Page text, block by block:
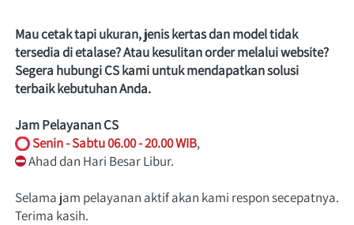
Mau cetak tapi ukuran, jenis kertas dan model tidak
tersedia di etalase? Atau kesulitan order melalui website?
Segera hubungi CS kami untuk mendapatkan solusi
terbaik kebutuhan Anda.
Jam Pelayanan CS
Senin - Sabtu 06.00 - 20.00 WIB,
Ahad dan Hari Besar Libur.
Selama jam pelayanan aktif akan kami respon secepatnya.
Terima kasih.